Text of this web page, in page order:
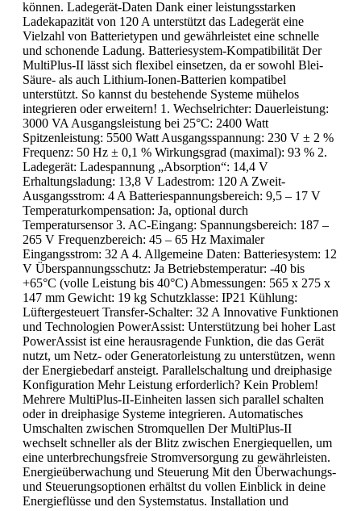
können. Ladegerät-Daten Dank einer leistungsstarken
Ladekapazität von 120 A unterstützt das Ladegerät eine
Vielzahl von Batterietypen und gewährleistet eine schnelle
und schonende Ladung. Batteriesystem-Kompatibilität Der
MultiPlus-II lässt sich flexibel einsetzen, da er sowohl Blei-
Säure- als auch Lithium-Ionen-Batterien kompatibel
unterstützt. So kannst du bestehende Systeme mühelos
integrieren oder erweitern! 1. Wechselrichter: Dauerleistung:
3000 VA Ausgangsleistung bei 25°C: 2400 Watt
Spitzenleistung: 5500 Watt Ausgangsspannung: 230 V ± 2 %
Frequenz: 50 Hz ± 0,1 % Wirkungsgrad (maximal): 93 % 2.
Ladegerät: Ladespannung „Absorption“: 14,4 V
Erhaltungsladung: 13,8 V Ladestrom: 120 A Zweit-
Ausgangsstrom: 4 A Batteriespannungsbereich: 9,5 – 17 V
Temperaturkompensation: Ja, optional durch
Temperatursensor 3. AC-Eingang: Spannungsbereich: 187 –
265 V Frequenzbereich: 45 – 65 Hz Maximaler
Eingangsstrom: 32 A 4. Allgemeine Daten: Batteriesystem: 12
V Überspannungsschutz: Ja Betriebstemperatur: -40 bis
+65°C (volle Leistung bis 40°C) Abmessungen: 565 x 275 x
147 mm Gewicht: 19 kg Schutzklasse: IP21 Kühlung:
Lüftergesteuert Transfer-Schalter: 32 A Innovative Funktionen
und Technologien PowerAssist: Unterstützung bei hoher Last
PowerAssist ist eine herausragende Funktion, die das Gerät
nutzt, um Netz- oder Generatorleistung zu unterstützen, wenn
der Energiebedarf ansteigt. Parallelschaltung und dreiphasige
Konfiguration Mehr Leistung erforderlich? Kein Problem!
Mehrere MultiPlus-II-Einheiten lassen sich parallel schalten
oder in dreiphasige Systeme integrieren. Automatisches
Umschalten zwischen Stromquellen Der MultiPlus-II
wechselt schneller als der Blitz zwischen Energiequellen, um
eine unterbrechungsfreie Stromversorgung zu gewährleisten.
Energieüberwachung und Steuerung Mit den Überwachungs-
und Steuerungsoptionen erhältst du vollen Einblick in deine
Energieflüsse und den Systemstatus. Installation und